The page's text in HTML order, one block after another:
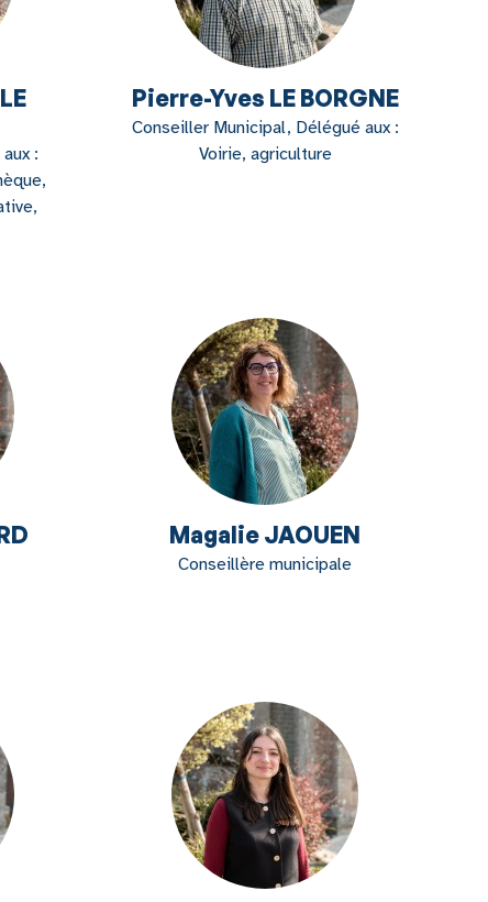
:
Pierre-Yves LE BORGNE
Conseiller Municipal, Délégué aux :
Voirie, agriculture
Magalie JAOUEN
Conseillère municipale